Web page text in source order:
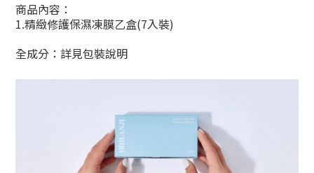
商品內容：
1.精緻修護保濕凍膜乙盒(7入裝)
全成分：詳見包裝說明